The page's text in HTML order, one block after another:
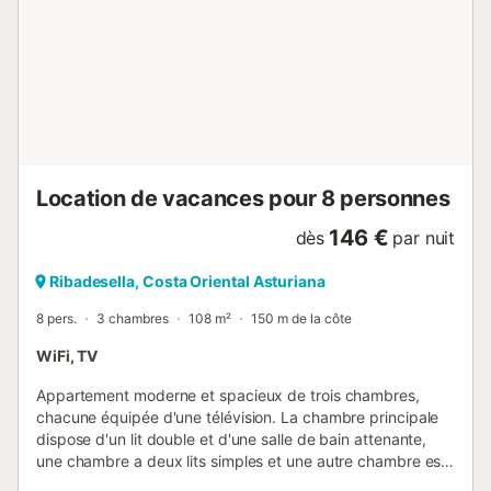
Location de vacances pour 8 personnes
dès 146 € par nuit
Ribadesella, Costa Oriental Asturiana
8 pers. 3 chambres 108 m² 150 m de la côte
WiFi, TV
Appartement moderne et spacieux de trois chambres,
chacune équipée d'une télévision. La chambre principale
dispose d'un lit double et d'une salle de bain attenante,
une chambre a deux lits simples et une autre chambre est